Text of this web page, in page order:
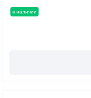
в наличии